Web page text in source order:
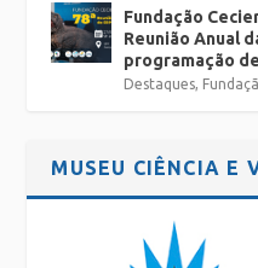
Fundação
Reunião Anual
programação
Destaques,
MUSEU CIÊNCIA E